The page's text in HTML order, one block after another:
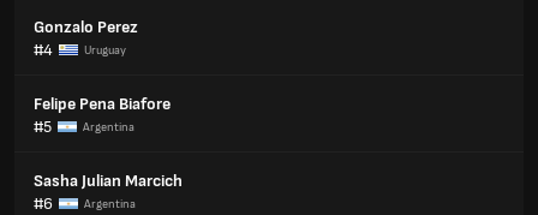
Gonzalo Perez
#4
Uruguay
Felipe Pena Biafore
#5
Argentina
Sasha Julian Marcich
#6
Argentina